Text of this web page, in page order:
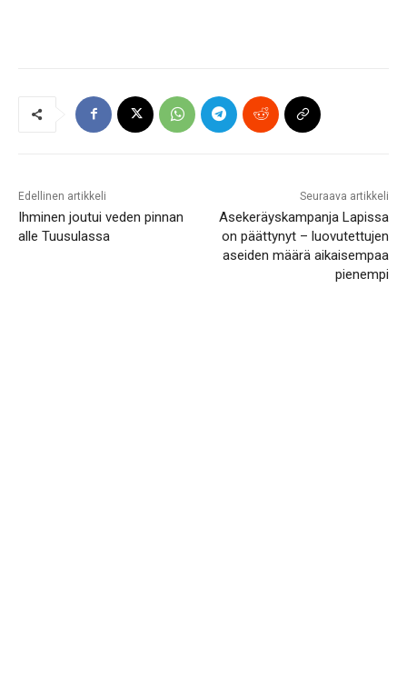
Edellinen artikkeli
Ihminen joutui veden pinnan
alle Tuusulassa
Seuraava artikkeli
Asekeräyskampanja Lapissa
on päättynyt – luovutettujen
aseiden määrä aikaisempaa
pienempi